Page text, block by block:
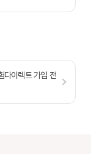
다이렉트 가입 전